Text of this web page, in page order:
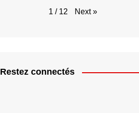
1 / 12 Next »
Restez connectés